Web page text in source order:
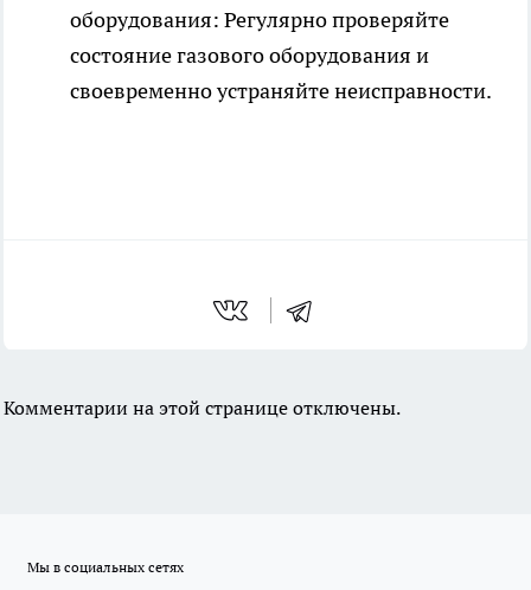
оборудования: Регулярно проверяйте
состояние газового оборудования и
своевременно устраняйте неисправности.
Комментарии на этой странице отключены.
Мы в социальных сетях